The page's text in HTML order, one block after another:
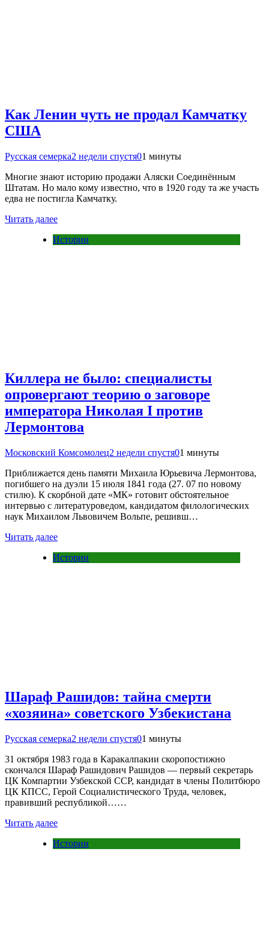
Как Ленин чуть не продал Камчатку
США
Русская семерка2 недели спустя01 минуты
Многие знают историю продажи Аляски Соединённым
Штатам. Но мало кому известно, что в 1920 году та же участь
едва не постигла Камчатку.
Читать далее
Истории
Киллера не было: специалисты
опровергают теорию о заговоре
императора Николая I против
Лермонтова
Московский Комсомолец2 недели спустя01 минуты
Приближается день памяти Михаила Юрьевича Лермонтова,
погибшего на дуэли 15 июля 1841 года (27. 07 по новому
стилю). К скорбной дате «МК» готовит обстоятельное
интервью с литературоведом, кандидатом филологических
наук Михаилом Львовичем Вольпе, решивш…
Читать далее
Истории
Шараф Рашидов: тайна смерти
«хозяина» советского Узбекистана
Русская семерка2 недели спустя01 минуты
31 октября 1983 года в Каракалпакии скоропостижно
скончался Шараф Рашидович Рашидов — первый секретарь
ЦК Компартии Узбекской ССР, кандидат в члены Политбюро
ЦК КПСС, Герой Социалистического Труда, человек,
правивший республикой……
Читать далее
Истории